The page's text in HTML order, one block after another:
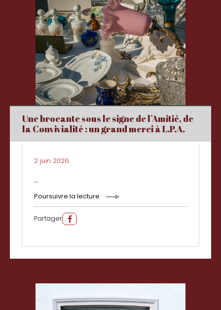
Une brocante sous le signe de l’Amitié, de
la Convivialité : un grand merci à L.P.A.
2 juin 2026
...
Poursuivre la lecture
Partager